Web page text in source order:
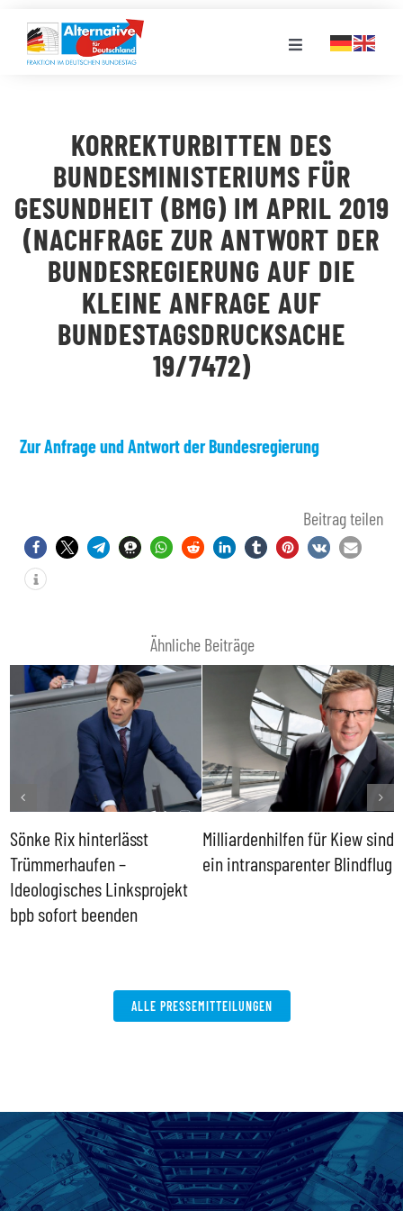
Inhalt
springen
Toggle
LANDESGRUPPEN
VERANSTALTUNGEN
PRESSE
STELLENPORTAL
KORREKTURBITTEN DES
BUNDESMINISTERIUMS FÜR
GESUNDHEIT (BMG) IM APRIL 2019
(NACHFRAGE ZUR ANTWORT DER
BUNDESREGIERUNG AUF DIE
KLEINE ANFRAGE AUF
BUNDESTAGSDRUCKSACHE
19/7472)
Zur Anfrage und Antwort der Bundesregierung
Beitrag teilen
Ähnliche Beiträge
Sönke Rix hinterlässt
Trümmerhaufen –
Ideologisches Linksprojekt
bpb sofort beenden
Milliardenhilfen für Kiew sind
ein intransparenter Blindflug
ALLE PRESSEMITTEILUNGEN